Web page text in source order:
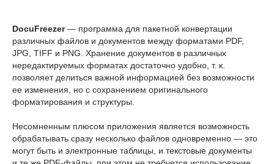
DocuFreezer— программа для пакетной конвертации
различных файлов и документов между форматами PDF,
JPG, TIFF и PNG. Хранение документов в различных
нередактируемых форматах достаточно удобно, т. к.
позволяет делиться важной информацией без возможности
ее изменения, но с сохранением оригинального
форматирования и структуры.
Несомненным плюсом приложения является возможность
обрабатывать сразу несколько файлов одновременно — это
могут быть и электронные таблицы, и текстовые документы